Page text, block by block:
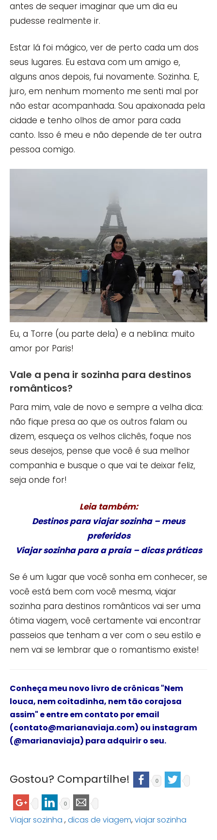
antes de sequer imaginar que um dia eu
pudesse realmente ir.
Estar lá foi mágico, ver de perto cada um dos
seus lugares. Eu estava com um amigo e,
alguns anos depois, fui novamente. Sozinha. E,
juro, em nenhum momento me senti mal por
não estar acompanhada. Sou apaixonada pela
cidade e tenho olhos de amor para cada
canto. Isso é meu e não depende de ter outra
pessoa comigo.
Eu, a Torre (ou parte dela) e a neblina: muito
amor por Paris!
Vale a pena ir sozinha para destinos
românticos?
Para mim, vale de novo e sempre a velha dica:
não fique presa ao que os outros falam ou
dizem, esqueça os velhos clichês, foque nos
seus desejos, pense que você é sua melhor
companhia e busque o que vai te deixar feliz,
seja onde for!
Leia também:
Destinos para viajar sozinha – meus
preferidos
Viajar sozinha para a praia – dicas práticas
Se é um lugar que você sonha em conhecer, se
você está bem com você mesma, viajar
sozinha para destinos românticos vai ser uma
ótima viagem, você certamente vai encontrar
passeios que tenham a ver com o seu estilo e
nem vai se lembrar que o romantismo existe!
Conheça meu novo livro de crônicas"Nem
louca, nem coitadinha, nem tão corajosa
assim" eentre em contato por email
(contato@marianaviaja.com) ou instagram
(@marianaviaja) para adquirir o seu.
Gostou? Compartilhe! 0
0
Viajar sozinha ,dicas de viagem,viajar sozinha